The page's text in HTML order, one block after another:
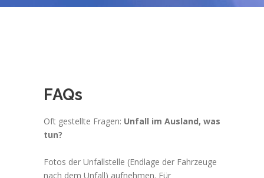
FAQs
Oft gestellte Fragen: Unfall im Ausland, was
tun?
Fotos der Unfallstelle (Endlage der Fahrzeuge
nach dem Unfall) aufnehmen. Für